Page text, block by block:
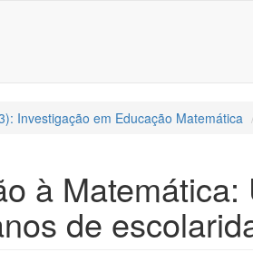
Investigação em Educação Matemática
à Matemática:
de